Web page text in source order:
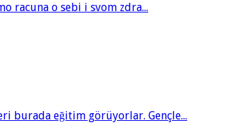
racuna o sebi i svom zdra...
burada eğitim görüyorlar. Gençle...